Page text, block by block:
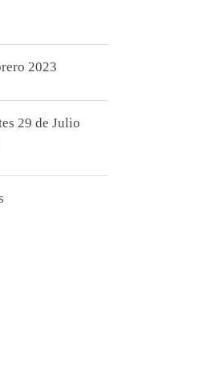
2023
29 de Julio